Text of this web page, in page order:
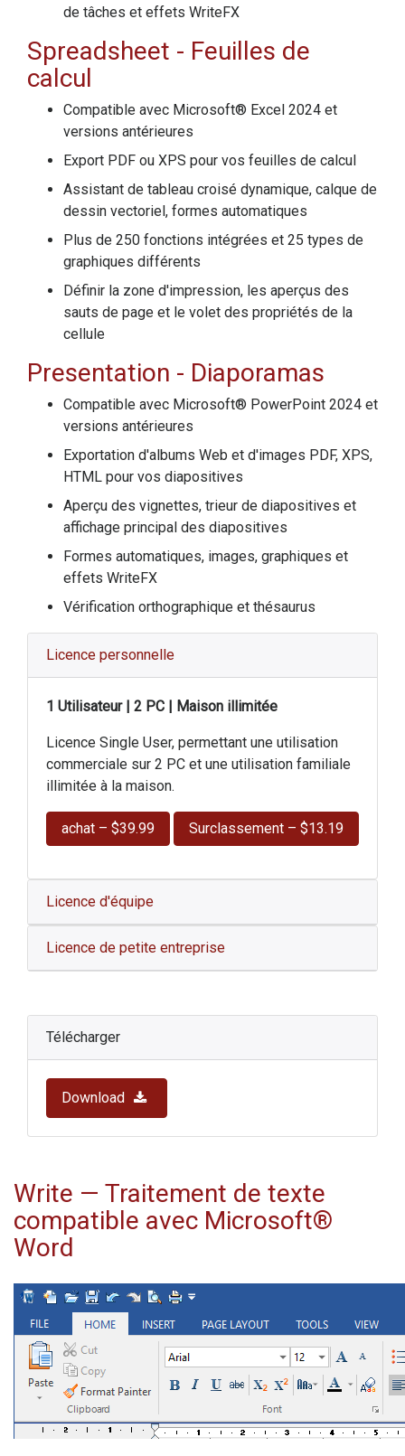
de tâches et effets WriteFX
Spreadsheet - Feuilles de
calcul
Compatible avec Microsoft® Excel 2024 et
versions antérieures
Export PDF ou XPS pour vos feuilles de calcul
Assistant de tableau croisé dynamique, calque de
dessin vectoriel, formes automatiques
Plus de 250 fonctions intégrées et 25 types de
graphiques différents
Définir la zone d'impression, les aperçus des
sauts de page et le volet des propriétés de la
cellule
Presentation - Diaporamas
Compatible avec Microsoft® PowerPoint 2024 et
versions antérieures
Exportation d'albums Web et d'images PDF, XPS,
HTML pour vos diapositives
Aperçu des vignettes, trieur de diapositives et
affichage principal des diapositives
Formes automatiques, images, graphiques et
effets WriteFX
Vérification orthographique et thésaurus
Licence personnelle
1 Utilisateur | 2 PC | Maison illimitée
Licence Single User, permettant une utilisation
commerciale sur 2 PC et une utilisation familiale
illimitée à la maison.
achat – $39.99 Surclassement – $13.19
Licence d'équipe
Licence de petite entreprise
Télécharger
Download
Write — Traitement de texte
compatible avec Microsoft®
Word